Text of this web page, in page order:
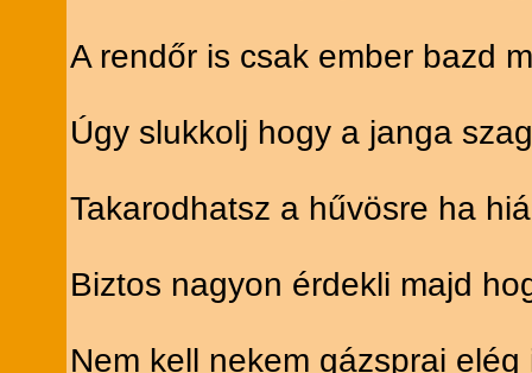
A rendőr is csak ember bazd
Úgy slukkolj hogy a janga
Takarodhatsz a hűvösre ha
Biztos nagyon érdekli majd
Nem kell nekem gázsprai elég